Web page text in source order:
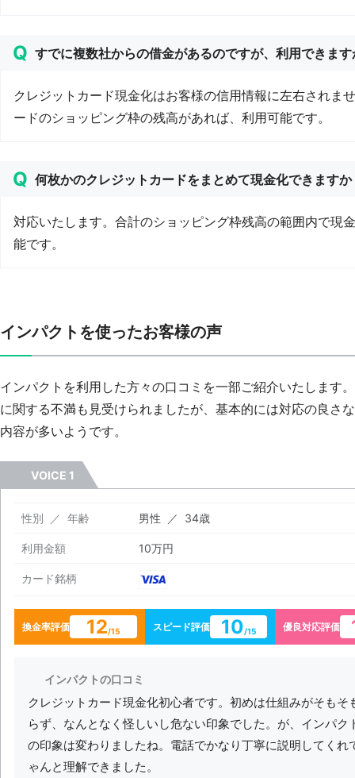
すでに複数社からの借金があるのですが、利用できます
クレジットカード現金化はお客様の信用情報に左右されま
ードのショッピング枠の残高があれば、利用可能です。
何枚かのクレジットカードをまとめて現金化できますか
対応いたします。合計のショッピング枠残高の範囲内で現
能です。
インパクトを使ったお客様の声
インパクトを利用した方々の口コミを一部ご紹介いたします
に関する不満も見受けられましたが、基本的には対応の良さ
内容が多いようです。
VOICE 1
性別 ／ 年齢 男性 ／ 34歳
利用金額 10万円
カード銘柄
換金率評価 12/15 スピード評価 10/15 優良対応評価
インパクトの口コミ
クレジットカード現金化初心者です。初めは仕組みがそもそ
らず、なんとなく怪しいし危ない印象でした。が、インパク
の印象は変わりましたね。電話でかなり丁寧に説明してくれ
ゃんと理解できました。